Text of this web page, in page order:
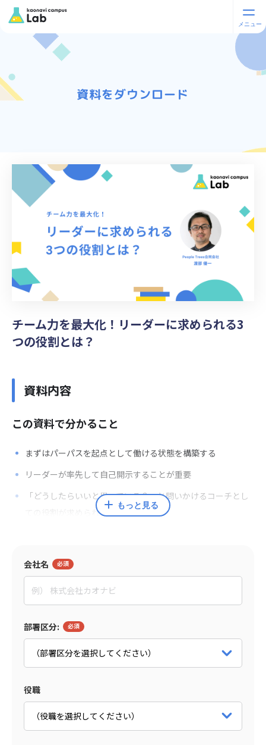
資料をダウンロード
チーム力を最大化！リーダーに求められる3
つの役割とは？
資料内容
この資料で分かること
まずはパーパスを起点として働ける状態を構築する
リーダーが率先して 自己開示することが重要
「どうしたらいいと思っている？」と問いかける コーチとし
ての役割が求められる
監修者
東野 敦
People Trees合同会社
パートナー詳細をみる
もっと見る
会社名
部署区分:
役職